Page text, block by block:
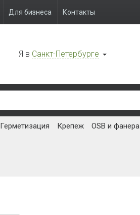
Для бизнеса Контакты
Я в Санкт-Петербурге
Герметизация Крепеж OSB и фанера